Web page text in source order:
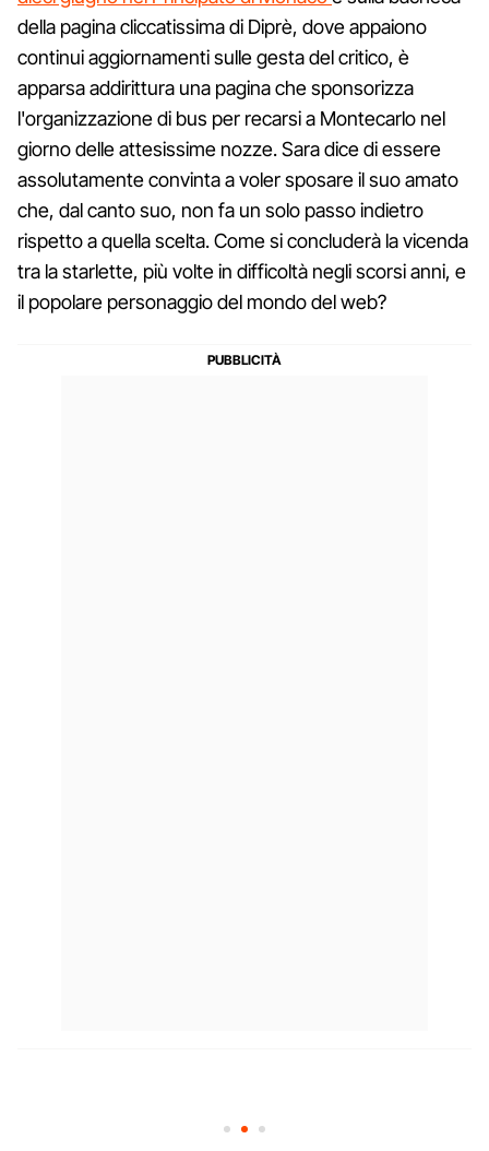
della pagina cliccatissima di Diprè, dove appaiono
continui aggiornamenti sulle gesta del critico, è
apparsa addirittura una pagina che sponsorizza
l'organizzazione di bus per recarsi a Montecarlo nel
giorno delle attesissime nozze. Sara dice di essere
assolutamente convinta a voler sposare il suo amato
che, dal canto suo, non fa un solo passo indietro
rispetto a quella scelta. Come si concluderà la vicenda
tra la starlette, più volte in difficoltà negli scorsi anni, e
il popolare personaggio del mondo del web?